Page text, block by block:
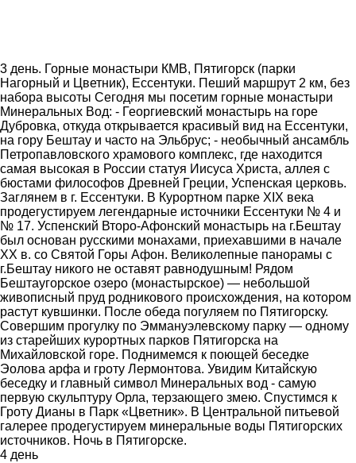
3 день. Горные монастыри КМВ, Пятигорск (парки
Нагорный и Цветник), Ессентуки. Пеший маршрут 2 км, без
набора высоты Сегодня мы посетим горные монастыри
Минеральных Вод: - Георгиевский монастырь на горе
Дубровка, откуда открывается красивый вид на Ессентуки,
на гору Бештау и часто на Эльбрус; - необычный ансамбль
Петропавловского храмового комплекс, где находится
самая высокая в России статуя Иисуса Христа, аллея с
бюстами философов Древней Греции, Успенская церковь.
Заглянем в г. Ессентуки. В Курортном парке ХIХ века
продегустируем легендарные источники Ессентуки № 4 и
№ 17. Успенский Второ-Афонский монастырь на г.Бештау
был основан русскими монахами, приехавшими в начале
ХХ в. со Святой Горы Афон. Великолепные панорамы с
г.Бештау никого не оставят равнодушным! Рядом
Бештаугорское озеро (монастырское) — небольшой
живописный пруд родникового происхождения, на котором
растут кувшинки. После обеда погуляем по Пятигорску.
Совершим прогулку по Эммануэлевскому парку — одному
из старейших курортных парков Пятигорска на
Михайловской горе. Поднимемся к поющей беседке
Эолова арфа и гроту Лермонтова. Увидим Китайскую
беседку и главный символ Минеральных вод - самую
первую скульптуру Орла, терзающего змею. Спустимся к
Гроту Дианы в Парк «Цветник». В Центральной питьевой
галерее продегустируем минеральные воды Пятигорских
источников. Ночь в Пятигорске.
4 день